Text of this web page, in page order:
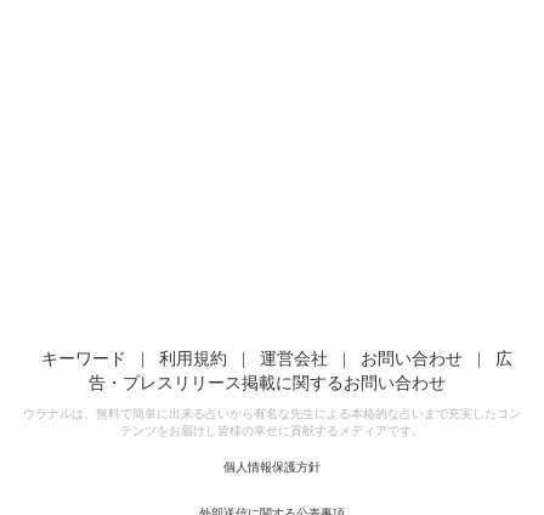
キーワード 利用規約 運営会社 お問い合わせ
広
告・プレスリリース掲載に関するお問い合わせ
ウラナルは、無料で簡単に出来る占いから有名な先生による本格的な占いまで充実したコン
テンツをお届けし皆様の幸せに貢献するメディアです。
個人情報保護方針